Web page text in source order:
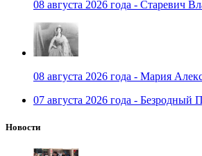
08 августа 2026 года - Старевич
08 августа 2026 года - Мария
07 августа 2026 года - Безродный
Новости